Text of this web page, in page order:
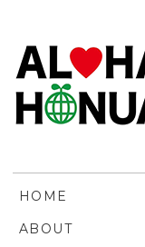
HOME
ABOUT